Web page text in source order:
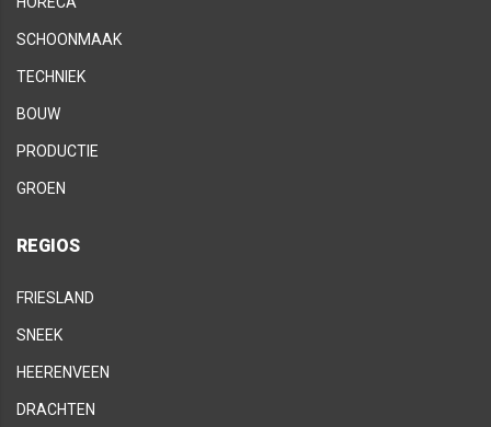
SCHOONMAAK
TECHNIEK
BOUW
PRODUCTIE
GROEN
REGIOS
FRIESLAND
SNEEK
HEERENVEEN
DRACHTEN